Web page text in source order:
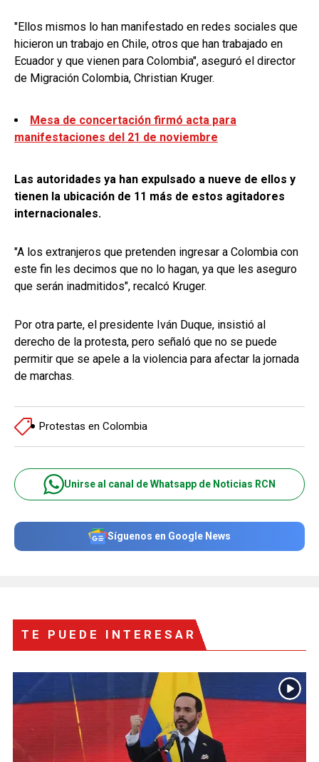
"Ellos mismos lo han manifestado en redes sociales que
hicieron un trabajo en Chile, otros que han trabajado en
Ecuador y que vienen para Colombia", aseguró el director
de Migración Colombia, Christian Kruger.
Mesa de concertación firmó acta para
manifestaciones del 21 de noviembre
Las autoridades ya han expulsado a nueve de ellos y
tienen la ubicación de 11 más de estos agitadores
internacionales.
"A los extranjeros que pretenden ingresar a Colombia con
este fin les decimos que no lo hagan, ya que les aseguro
que serán inadmitidos", recalcó Kruger.
Por otra parte, el presidente Iván Duque, insistió al
derecho de la protesta, pero señaló que no se puede
permitir que se apele a la violencia para afectar la jornada
de marchas.
Protestas en Colombia
Unirse al canal de Whatsapp de Noticias RCN
Síguenos en Google News
TE PUEDE INTERESAR